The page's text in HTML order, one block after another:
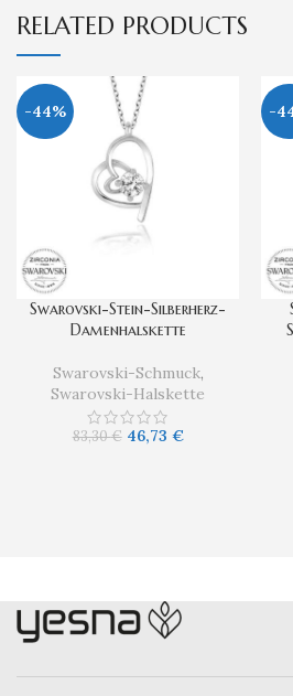
RELATED PRODUCTS
-44%
Swarovski-Stein-Silberherz-
Damenhalskette
Swarovski-Schmuck,
Swarovski-Halskette
83,30€ 46,73 €
-